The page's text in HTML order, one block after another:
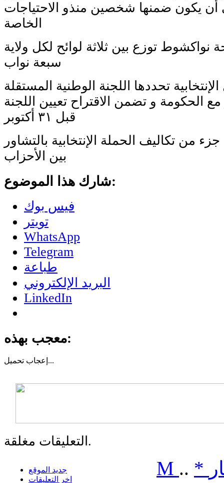
يكون ضمنها شخصين منذو الاحتياجات
الخاصة
نواكشوط توزع بين ثلاثة لوائح لكل ولاية
سبعة نواب
الإنتخابية تحددها اللجنة الوطنية المستقلة
مع الحكومة و تضمن الاقتراح تعيين اللجنة
قبل ٣١ أكتوبر
من تكاليف الحملة الإنتخابية بالتشاور
بين الأحزاب
شارك هذا الموضوع:
فيس بوك
تويتر
WhatsApp
Telegram
طباعة
البريد الإلكتروني
LinkedIn
معجب بهذه:
إعجاب تحميل...
التعليقات مغلقة.
جديد الموقع
اخر التعليقات
M .. *